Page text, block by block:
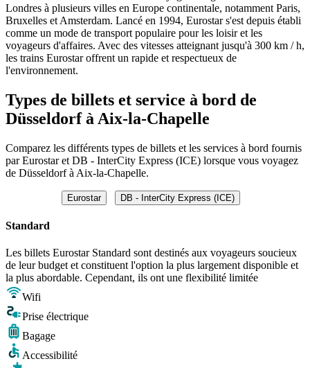
Londres à plusieurs villes en Europe continentale, notamment Paris,
Bruxelles et Amsterdam. Lancé en 1994, Eurostar s'est depuis établi
comme un mode de transport populaire pour les loisir et les
voyageurs d'affaires. Avec des vitesses atteignant jusqu'à 300 km / h,
les trains Eurostar offrent un rapide et respectueux de
l'environnement.
Types de billets et service à bord de
Düsseldorf à Aix-la-Chapelle
Comparez les différents types de billets et les services à bord fournis
par Eurostar et DB - InterCity Express (ICE) lorsque vous voyagez
de Düsseldorf à Aix-la-Chapelle.
Eurostar DB - InterCity Express (ICE)
Standard
Les billets Eurostar Standard sont destinés aux voyageurs soucieux
de leur budget et constituent l'option la plus largement disponible et
la plus abordable. Cependant, ils ont une flexibilité limitée
Wifi
Prise électrique
Bagage
Accessibilité